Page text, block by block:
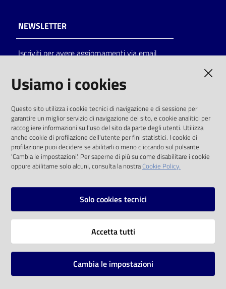
Catalogo
on line
Eventi
Chiedi al
bibliotecario
NEWSLETTER
Iscriviti per avere aggiornamenti via email
solo alle condizioni previste dalla direttiva
comunitaria 2003/98/CE e dal d.lgs. 36/2006
SOCIAL
Instagram
Vai alla pagina
Mappa del sito
Usiamo i cookies
Questo sito utilizza i cookie tecnici di navigazione e di sessione per
garantire un miglior servizio di navigazione del sito, e cookie analitici per
raccogliere informazioni sull'uso del sito da parte degli utenti. Utilizza
anche cookie di profilazione dell'utente per fini statistici. I cookie di
profilazione puoi decidere se abilitarli o meno cliccando sul pulsante
'Cambia le impostazioni'. Per saperne di più su come disabilitare i cookie
oppure abilitarne solo alcuni, consulta la nostraCookie Policy.
Solo cookies tecnici
Accetta tutti
Cambia le impostazioni